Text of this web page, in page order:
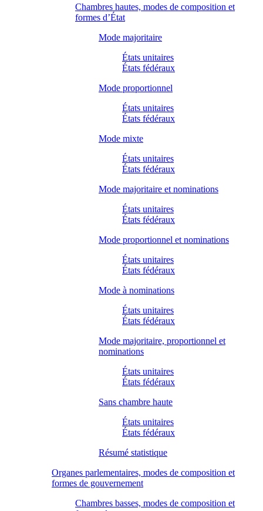
Chambres hautes, modes de composition et
formes d’État
Mode majoritaire
États unitaires
États fédéraux
Mode proportionnel
États unitaires
États fédéraux
Mode mixte
États unitaires
États fédéraux
Mode majoritaire et nominations
États unitaires
États fédéraux
Mode proportionnel et nominations
États unitaires
États fédéraux
Mode à nominations
États unitaires
États fédéraux
Mode majoritaire, proportionnel et
nominations
États unitaires
États fédéraux
Sans chambre haute
États unitaires
États fédéraux
Résumé statistique
Organes parlementaires, modes de composition et
formes de gouvernement
Chambres basses, modes de composition et